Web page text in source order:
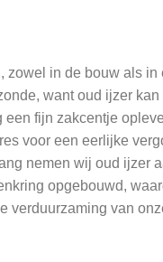
zowel in de bouw als in
want oud ijzer kan
fijn zakcentje
voor een eerlijke
nemen wij oud ijzer
opgebouwd,
verduurzaming van